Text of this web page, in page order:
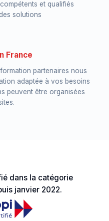
et qualifiés
solutions
France
partenaires nous
adaptée à vos besoins
peuvent être organisées
dans la catégorie
janvier 2022.